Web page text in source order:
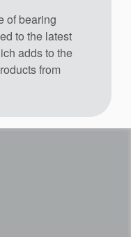
of bearing
to the latest
adds to the
from